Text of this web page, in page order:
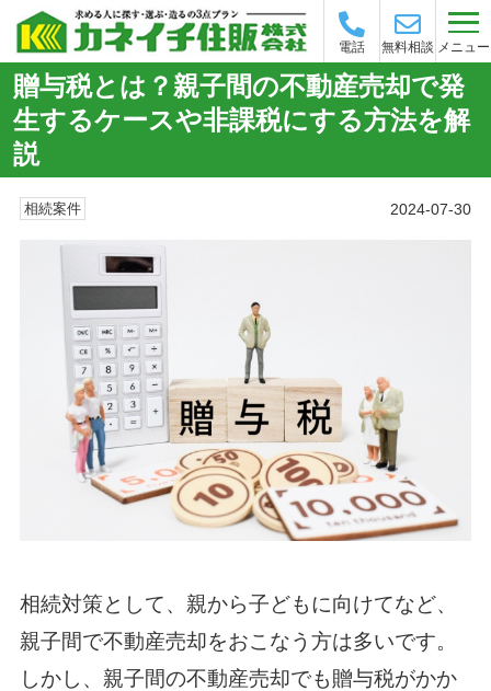
電話 無料相談 メニュー
贈与税とは？親子間の不動産売却で発
生するケースや非課税にする方法を解
説
相続案件 2024-07-30
相続対策として、親から子どもに向けてなど、
親子間で不動産売却をおこなう方は多いです。
しかし、親子間の不動産売却でも贈与税がかか